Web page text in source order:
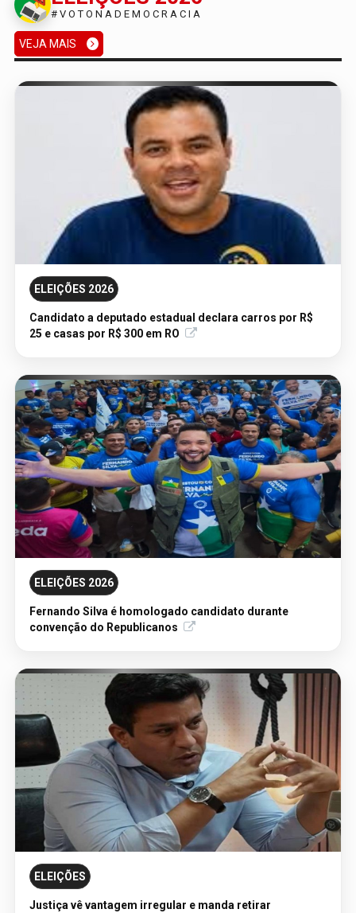
05/08/2026 - Publicação Legal
AVISO DE LICITAÇÃO: PREGÃO ELETRÔNICO Nº
90186/2026/SUPEL/RO
05/08/2026 - Publicação Legal
90152/2026/RO
05/08/2026 - Publicação Legal
AVISO DE LICITAÇÃO: PREGÃO ELETRÔNICO Nº
90644/2025/SUPEL/RO
05/08/2026 - Publicação Legal
AVISO DE LICITAÇÃO: PREGÃO ELETRÔNICO nº
90111/2025/SUPEL/RO
#VOTONADEMOCRACIA
VEJA MAIS
ELEIÇÕES 2026
Candidato a deputado estadual declara carros por R$
25 e casas por R$ 300 em RO
ELEIÇÕES 2026
Fernando Silva é homologado candidato durante
convenção do Republicanos
ELEIÇÕES
Justiça vê vantagem irregular e manda retirar